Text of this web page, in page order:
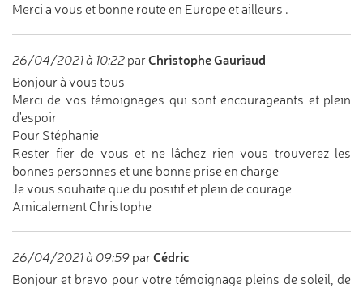
Merci a vous et bonne route en Europe et ailleurs .
26/04/2021 à 10:22 par Christophe Gauriaud
Bonjour à vous tous
Merci de vos témoignages qui sont encourageants et plein
d'espoir
Pour Stéphanie
Rester fier de vous et ne lâchez rien vous trouverez les
bonnes personnes et une bonne prise en charge
Je vous souhaite que du positif et plein de courage
Amicalement Christophe
26/04/2021 à 09:59 par Cédric
Bonjour et bravo pour votre témoignage pleins de soleil, de